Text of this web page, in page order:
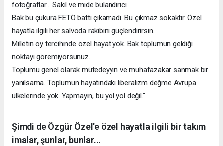
fotoğraflar... Sakil ve mide bulandırıcı.
Bak bu çukura FETÖ battı çıkamadı. Bu çıkmaz sokaktır. Özel
hayatla ilgili her salvoda rakibini güçlendirirsin.
Milletin oy tercihinde özel hayat yok. Bak toplumun geldiği
noktayı göremiyorsunuz.
Toplumu genel olarak mütedeyyin ve muhafazakar sanmak bir
yanılsama. Toplumun hayatındaki liberalizm değme Avrupa
ülkelerinde yok. Yapmayın, bu yol yol değil."
Şimdi de Özgür Özel'e özel hayatla ilgili bir takım
imalar, şunlar, bunlar...